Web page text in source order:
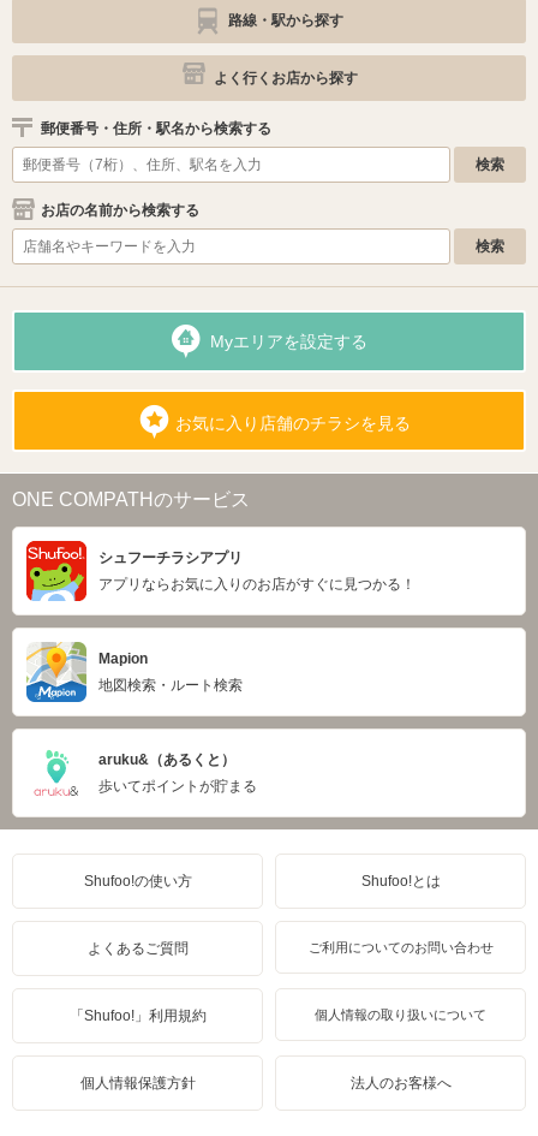
路線・駅から探す
よく行くお店から探す
郵便番号・住所・駅名から検索する
お店の名前から検索する
Myエリアを設定する
お気に入り店舗のチラシを見る
ONE COMPATHのサービス
シュフーチラシアプリ
アプリならお気に入りのお店がすぐに見つかる！
Mapion
地図検索・ルート検索
aruku&（あるくと）
歩いてポイントが貯まる
Shufoo!の使い方 Shufoo!とは
よくあるご質問 ご利用についてのお問い合わせ
「Shufoo!」利用規約 個人情報の取り扱いについて
個人情報保護方針 法人のお客様へ